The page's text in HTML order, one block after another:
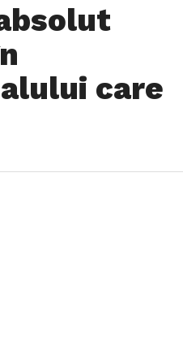
care